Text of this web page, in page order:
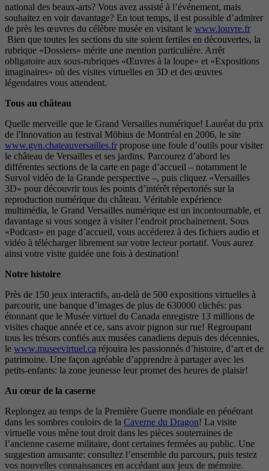
national des beaux-arts? Vous avez assisté à l’événement, mais
souhaitez en voir davantage? En tout temps, il est possible d’admirer
de près les œuvres du célèbre musée en visitant le www.louvre.fr
Bien que toutes les sections du site soient fertiles en découvertes, la
rubrique «Dossiers» mérite une mention particulière. Arrêt
obligatoire aux sous-rubriques «Œuvres à la loupe» et «Expositions
imaginaires» où des visites virtuelles en 3D et des œuvres
légendaires vous attendent.
Tous au château
Quelle merveille que le Grand Versailles numérique! Lauréat du prix
de l'Innovation au festival Möbius de Montréal en 2006, le site
www.gvn.chateauversailles.fr propose une foule d’outils pour visiter
le château de Versailles et ses jardins. Parcourez d’abord les
différentes sections de la carte en page d’accueil – notamment le
Survol vidéo de la Grande perspective –, puis cliquez «Versailles
3D» pour découvrir tous les points d’intérêt répertoriés sur la
reproduction numérique du château. Véritable expérience
multimédia, le Grand Versailles numérique est un incontournable, et
davantage si vous songez à visiter l’endroit prochainement. Sous
«Podcast» en page d’accueil, vous accéderez à des fichiers audio et
vidéo à télécharger librement sur votre lecteur portatif. Vous aurez
ainsi votre visite guidée une fois à destination!
Notre histoire
Près de 150 jeux interactifs, au-delà de 500 expositions virtuelles à
parcourir, une banque d’images de plus de 630000 clichés: pas
étonnant que le Musée virtuel du Canada enregistre 13 millions de
visites chaque année et ce, sans avoir pignon sur rue! Regroupant
tous les trésors confiés aux musées canadiens depuis des décennies,
le www.museevirtuel.ca réjouira les passionnés d’histoire, d’art et de
patrimoine. Une façon agréable d’apprendre à partager avec les
petits-enfants: la zone jeunesse leur promet des heures de plaisir!
Au cœur de la caserne
Replongez au temps de la Première Guerre mondiale en pénétrant
dans les sombres couloirs de la Caverne du Dragon! La visite
virtuelle vous mène tout droit dans les pièces souterraines de
l’ancienne caserne militaire, dont certaines fermées au public. Une
suggestion amusante: consultez l’ensemble du parcours, puis testez
vos nouvelles connaissances en accédant aux jeux de mémoire.